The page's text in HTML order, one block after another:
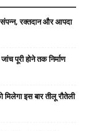
संपन्न, रक्तदान और आपदा
पूरी होने तक निर्माण
इस बार तीलू रौतेली